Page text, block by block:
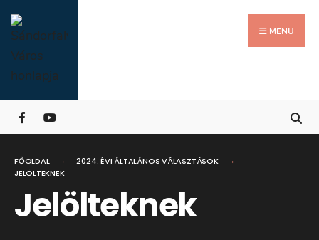
Skip
to
content
MENU
FŐOLDAL
2024. ÉVI ÁLTALÁNOS VÁLASZTÁSOK
JELÖLTEKNEK
Jelölteknek
for:
Close